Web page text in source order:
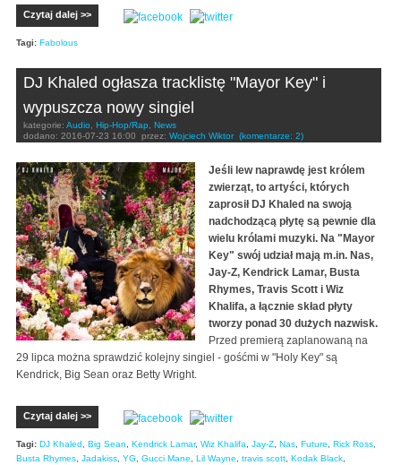
Czytaj dalej >>
Tagi: Fabolous
DJ Khaled ogłasza tracklistę "Mayor Key" i
wypuszcza nowy singiel
kategorie: Audio Hip-Hop/Rap
News
dodano: 2016-07-23 16:00 przez: Wojciech Wiktor (komentarze: 2)
Jeśli lew naprawdę jest królem
zwierząt, to artyści, których
zaprosił DJ Khaled na swoją
nadchodzącą płytę są pewnie dla
wielu królami muzyki. Na "Mayor
Key" swój udział mają m.in. Nas,
Jay-Z, Kendrick Lamar, Busta
Rhymes, Travis Scott i Wiz
Khalifa, a łącznie skład płyty
tworzy ponad 30 dużych nazwisk.
Przed premierą zaplanowaną na
29 lipca można sprawdzić kolejny singiel - gośćmi w "Holy Key" są
Kendrick, Big Sean oraz Betty Wright.
Czytaj dalej >>
Tagi: DJ Khaled Big Sean Kendrick Lamar, Wiz Khalifa Jay-Z Nas Future Rick Ross
Busta Rhymes Jadakiss YG Gucci Mane Lil Wayne travis scott Kodak Black